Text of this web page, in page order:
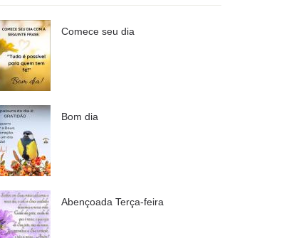
Comece seu dia
Bom dia
Abençoada Terça-feira